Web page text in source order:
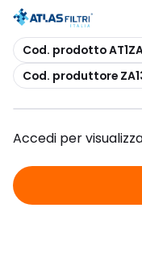
copia
Cod. prodotto
copia
Cod. produttore
Accedi per